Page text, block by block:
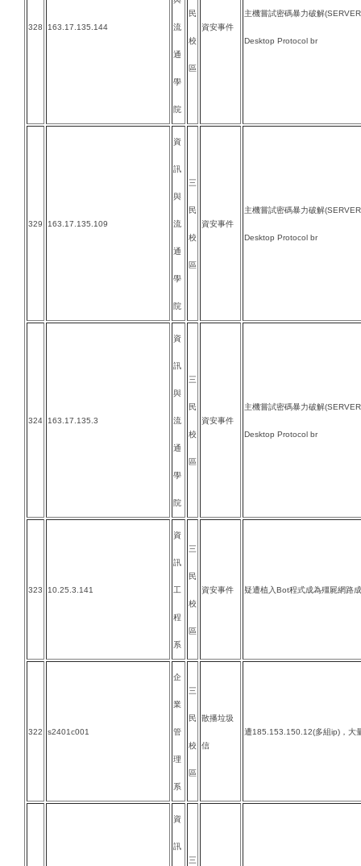
328 163.17.135.144 流
通
學
院
民
校
區
資安事件
主機嘗試密碼暴力破解
Desktop Protocol br
329 163.17.135.109
資
訊
與
流
通
學
院
三
民
校
區
資安事件
主機嘗試密碼暴力破解
Desktop Protocol br
324 163.17.135.3
資
訊
與
流
通
學
院
三
民
校
區
資安事件
主機嘗試密碼暴力破解
Desktop Protocol br
323 10.25.3.141
資
訊
工
程
系
三
民
校
區
資安事件 疑遭植入Bot程式成為殭屍網路
322 s2401c001
企
業
管
理
系
三
民
校
區
散播垃圾
信
遭185.153.150.12(多組ip)，大
資
訊
三